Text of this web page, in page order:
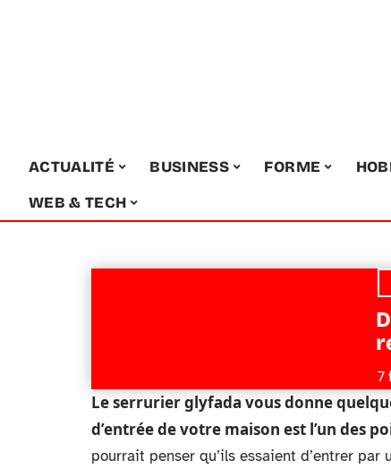
ACTUALITÉ BUSINESS FORME
WEB & TECH
7
Le serrurier glyfada vous donne
d’entrée de votre maison est l’un des
pourrait penser qu’ils essaient d’entrer